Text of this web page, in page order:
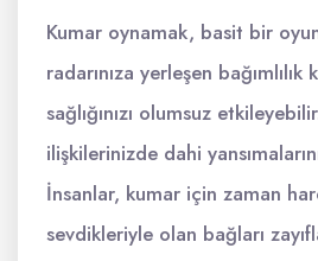
Kumar oynamak, basit bir
radarınıza yerleşen bağımlılık
sağlığınızı olumsuz
ilişkilerinizde dahi
İnsanlar, kumar için zaman
sevdikleriyle olan bağları